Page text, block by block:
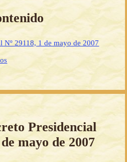
Nº 29118, 1 de mayo de 2007
Presidencial
mayo de 2007